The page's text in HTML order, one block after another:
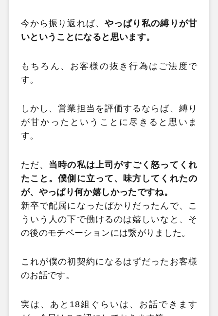
今から振り返れば、 やっぱり私の縛りが甘
いということになると思います。
もちろん、お客様の抜き行為はご法度で
す。
しかし、営業担当を評価するならば、縛り
が甘かったということに尽きると思いま
す。
ただ、 当時の私は上司がすごく怒ってくれ
たこと。僕側に立って、味方してくれたの
が、やっぱり何か嬉しかったですね。
新卒で配属になったばかりだったんで、こ
ういう人の下で働けるのは嬉しいなと、そ
の後のモチベーションには繋がりました。
これが僕の初契約になるはずだったお客様
のお話です。
実は、あと18組ぐらいは、お話できます